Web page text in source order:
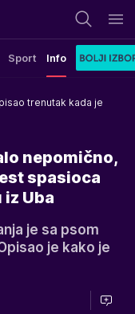
Sport Info
trenutak kada je
nepomično,
spasioca
Uba
je sa psom
je kako je